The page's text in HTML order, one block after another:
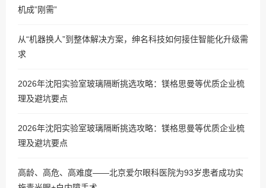
机成”刚需”
从“机器换人”到整体解决方案，绅名科技如何接住智能化升级需
求
2026年沈阳实验室玻璃隔断挑选攻略：镁格思曼等优质企业梳
理及避坑要点
2026年沈阳实验室玻璃隔断挑选攻略：镁格思曼等优质企业梳
理及避坑要点
高龄、高危、高难度——北京爱尔眼科医院为93岁患者成功实